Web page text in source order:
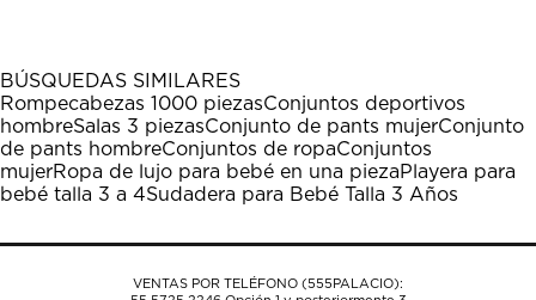
1
estrella
Esta
acción
abrirá
el
formulario
envío.
estrellas.
Esta
acción
abrirá
el
formulario
envío.
estrellas.
Esta
acción
abrirá
el
formulario
envío.
estrellas.
Esta
acción
abrirá
el
formulario
envío.
estrellas.
Esta
acción
abrirá
el
formulario
envío.
BÚSQUEDAS SIMILARES
Rompecabezas 1000 piezasConjuntos deportivos
hombreSalas 3 piezasConjunto de pants mujerConjunto
de pants hombreConjuntos de ropaConjuntos
mujerRopa de lujo para bebé en una piezaPlayera para
bebé talla 3 a 4Sudadera para Bebé Talla 3 Años
VENTAS POR TELÉFONO (555PALACIO):